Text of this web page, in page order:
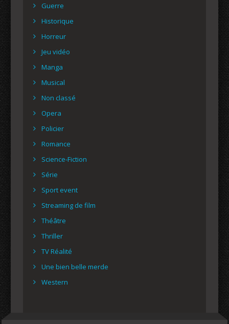
Guerre
Historique
Horreur
Jeu vidéo
Manga
Musical
Non classé
Opera
Policier
Romance
Science-Fiction
Série
Sport event
Streaming de film
Théâtre
Thriller
TV Réalité
Une bien belle merde
Western